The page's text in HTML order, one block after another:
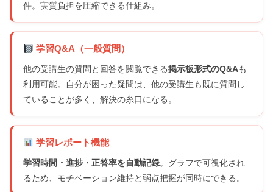
件。実質負担を圧縮できる仕組み。
学習Q&A（一般質問）
他の受講生の質問と回答を閲覧できる掲示板形式のQ&Aも
利用可能。自分が困った疑問は、他の受講生も既に質問し
ていることが多く、解決の糸口になる。
学習レポート機能
学習時間・進捗・正答率を自動記録。グラフで可視化され
るため、モチベーション維持と弱点把握が同時にできる。